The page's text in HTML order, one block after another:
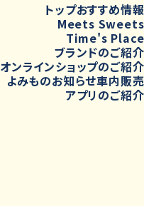
トップおすすめ情報
Meets Sweets
Time's Place
ブランドのご紹介
オンラインショップのご紹介
よみものお知らせ車内販売
アプリのご紹介